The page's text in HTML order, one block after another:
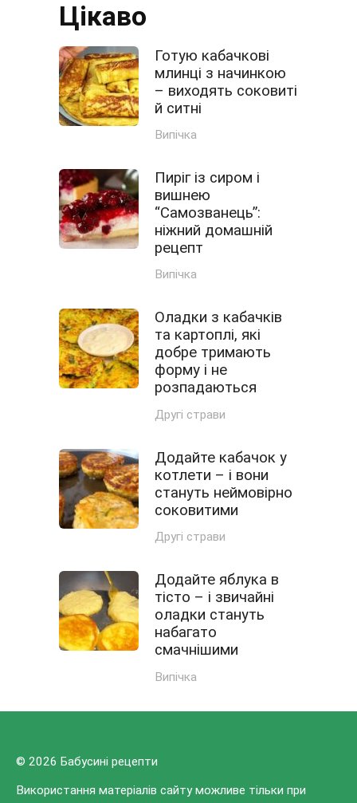
Цікаво
Готую кабачкові
млинці з начинкою
– виходять соковиті
й ситні
Випічка
Пиріг із сиром і
вишнею
“Самозванець”:
ніжний домашній
рецепт
Випічка
Оладки з кабачків
та картоплі, які
добре тримають
форму і не
розпадаються
Другі страви
Додайте кабачок у
котлети – і вони
стануть неймовірно
соковитими
Другі страви
Додайте яблука в
тісто – і звичайні
оладки стануть
набагато
смачнішими
Випічка
© 2026 Бабусині рецепти
Використання матеріалів сайту можливе тільки при